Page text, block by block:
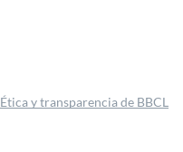
Ética y transparencia de BBCL